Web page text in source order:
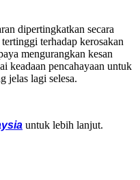
dipertingkatkan secara
terhadap kerosakan
mengurangkan kesan
keadaan pencahayaan untuk
jelas lagi selesa.
untuk lebih lanjut.